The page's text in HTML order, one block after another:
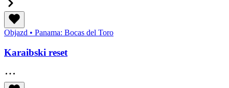
Objazd • Panama: Bocas del Toro
Karaibski reset